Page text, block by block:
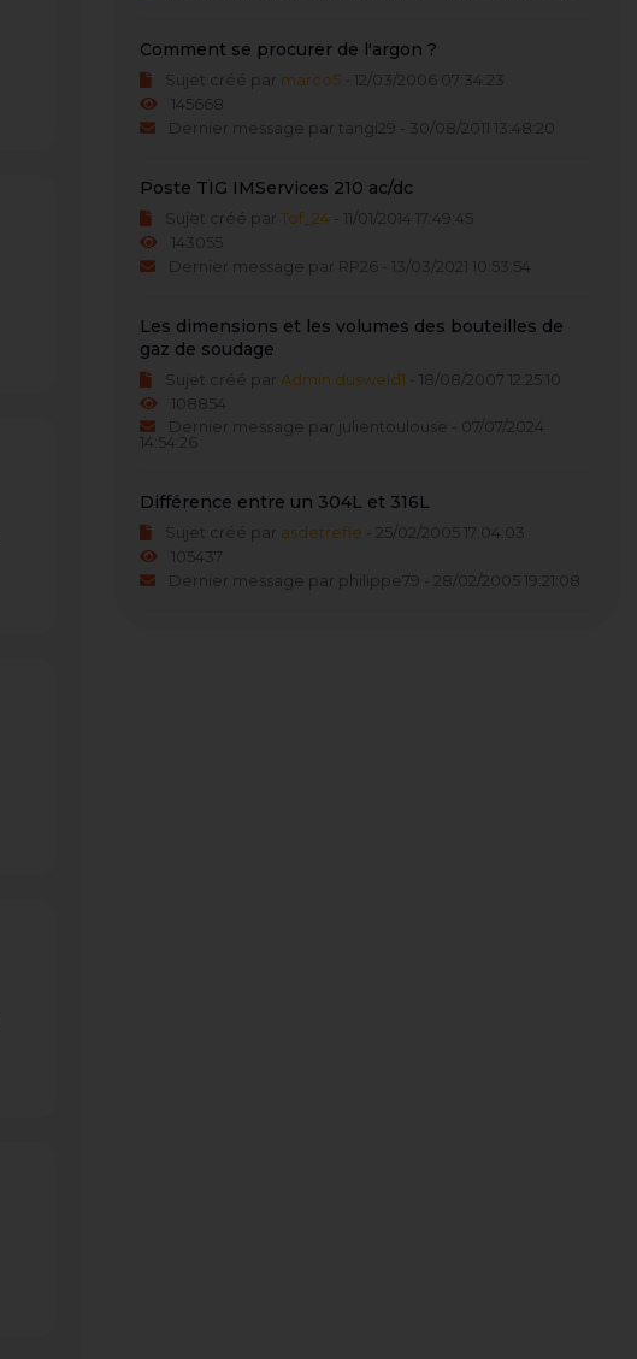
Comment se procurer de l'argon ?
Sujet créé par marco5 - 12/03/2006 07:34:23
145668
Dernier message par tangi29 - 30/08/2011 13:48:20
Poste TIG IMServices 210 ac/dc
Sujet créé par Tof_24 - 11/01/2014 17:49:45
143055
Dernier message par RP26 - 13/03/2021 10:53:54
Les dimensions et les volumes des bouteilles de
gaz de soudage
Sujet créé par Admin dusweld1 - 18/08/2007 12:25:10
108854
Dernier message par julientoulouse - 07/07/2024
14:54:26
Différence entre un 304L et 316L
Sujet créé par asdetrefle - 25/02/2005 17:04:03
105437
Dernier message par philippe79 - 28/02/2005 19:21:08